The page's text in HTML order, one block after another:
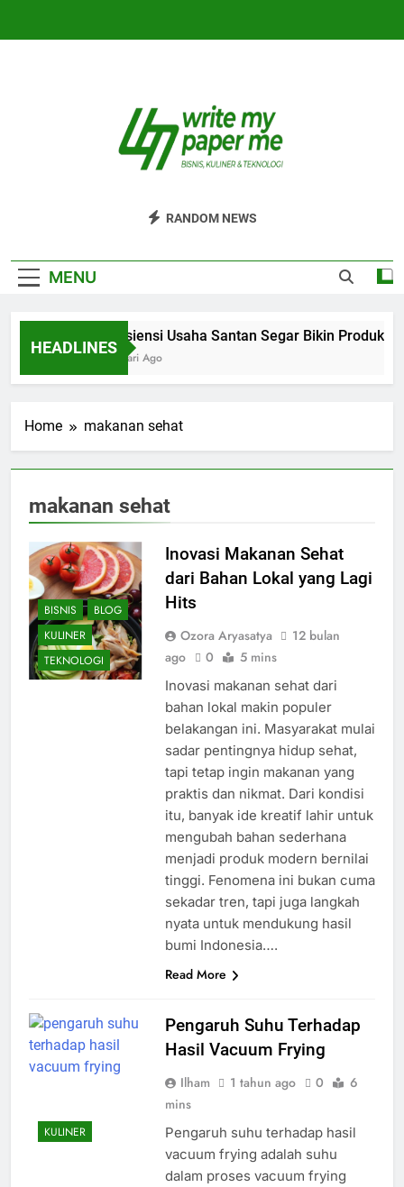
Bisnis, Kuliner, Teknologi
RANDOM NEWS
MENU
HEADLINES
Efisiensi Usaha Santan Segar Bikin Produksi
5 Hari Ago
Home makanan sehat
makanan sehat
BISNIS
BLOG
KULINER
TEKNOLOGI
Inovasi Makanan Sehat
dari Bahan Lokal yang Lagi
Hits
Ozora Aryasatya
12 bulan
ago
0 5 mins
Inovasi makanan sehat dari
bahan lokal makin populer
belakangan ini. Masyarakat mulai
sadar pentingnya hidup sehat,
tapi tetap ingin makanan yang
praktis dan nikmat. Dari kondisi
itu, banyak ide kreatif lahir untuk
mengubah bahan sederhana
menjadi produk modern bernilai
tinggi. Fenomena ini bukan cuma
sekadar tren, tapi juga langkah
nyata untuk mendukung hasil
bumi Indonesia….
Read More
KULINER
Pengaruh Suhu Terhadap
Hasil Vacuum Frying
Ilham 1 tahun ago 0
6
mins
Pengaruh suhu terhadap hasil
vacuum frying adalah suhu
dalam proses vacuum frying